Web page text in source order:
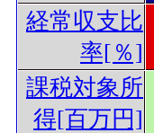
経常収支比
率[％]
課税対象所
得[百万円]